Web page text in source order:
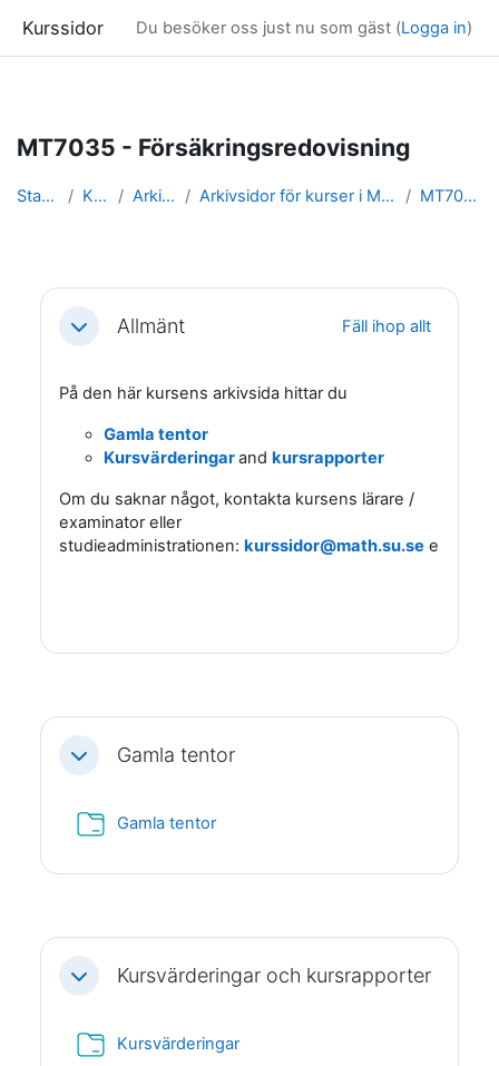
Kurssidor Du besöker oss just nu som gäst (Logga in)
MT7035 - Försäkringsredovisning
Startsida Kurser Arkivsidor Arkivsidor för kurser i Matematisk statistik MT7035_arkiv
Fäll ihopAllmänt Fäll ihop allt
På den här kursens arkivsida hittar du
Gamla tentor
Kursvärderingarand kursrapporter
Om du saknar något, kontakta kursens lärare /
examinator eller
studieadministrationen: kurssidor@math.su.se eller
Fäll ihopGamla tentor
Gamla tentorMapp
Fäll ihopKursvärderingar och kursrapporter
KursvärderingarMapp